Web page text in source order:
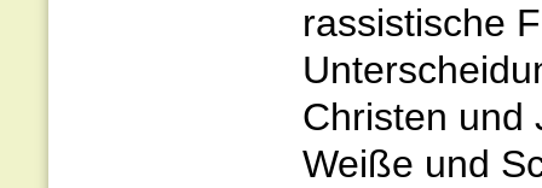
rassistische
Christen und
Weiße und